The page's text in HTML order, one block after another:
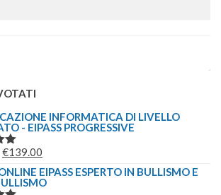
INFORMATICA DI LIVELLO
- EIPASS PROGRESSIVE
IL
PREZZO
ORIGINALE
€139.00
PREZZO
ATTUALE
EIPASS ESPERTO IN BULLISMO E